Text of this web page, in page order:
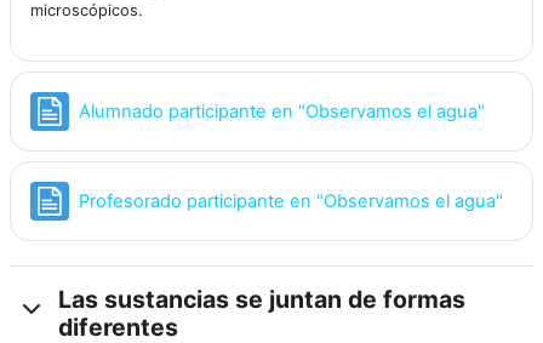
microscópicos.
Alumnado participante en "Observamos el agua"
Profesorado participante en "Observamos el agua"
Las sustancias se juntan de formas
diferentes